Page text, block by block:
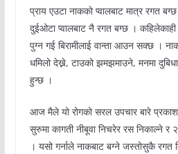
प्राय एउटा नाकको प्वालबाट मात्र रगत
दुईओटा प्वालबाट नै रगत बग्छ ।
पुग्न गई बिरामीलाई वान्ता आउन सक्छ ।
धमिलो देख्ने, टाउको झमझमाउने, मनमा
हुन्छ ।
आज मैले यो रोगको सरल उपचार बारे प्रकाश
सुरुमा कागती नीबूवा निचरेर रस निकाल्ने र
। यसो गर्नाले नाकबाट बग्ने जस्तोसुकै रगत